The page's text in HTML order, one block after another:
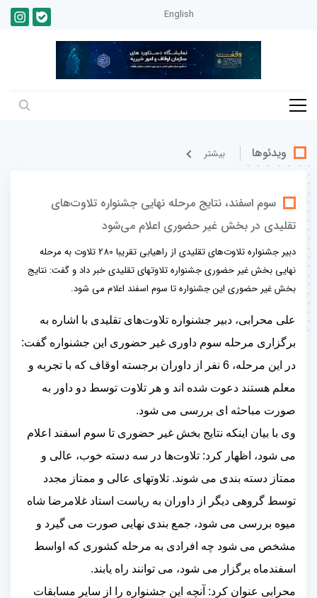
English
ویدئوها بيشتر
سوم اسفند، نتایج مرحله نهایی جشنواره تلاوت‌های
تقلیدی در بخش غیر حضوری اعلام می‌شود
دبیر جشنواره تلاوت‌های تقلیدی از راهیابی تقریبا 280 تلاوت به مرحله
نهایی بخش غیر حضوری جشنواره تلاوتهای تقلیدی خبر داد و گفت: نتایج
بخش غیر حضوری این جشنواره تا سوم اسفند اعلام می شود.
علی محرابی، دبیر جشنواره تلاوت‌های تقلیدی با اشاره به
برگزاری مرحله سوم داوری غیر حضوری این جشنواره گفت:
در این مرحله، 6 نفر از داوران برجسته اوقاف که با تجربه و
معلم هستند دعوت شده اند و هر تلاوت توسط دو داور به
صورت مباحثه ای بررسی می شود.
وی با بیان اینکه نتایج بخش غیر حضوری تا سوم اسفند اعلام
می شود، اظهار کرد: تلاوت‌ها در سه دسته خوب، عالی و
ممتاز دسته بندی می شوند. تلاوتهای عالی و ممتاز مجدد
توسط گروهی دیگر از داوران به ریاست استاد غلامرضا شاه
میوه بررسی می شود، جمع بندی نهایی صورت می گیرد و
مشخص می شود چه افرادی به مرحله کشوری که اواسط
اسفندماه برگزار می شود، می توانند راه یابند.
محرابی عنوان کرد: آنچه این جشنواره را از سایر مسابقات